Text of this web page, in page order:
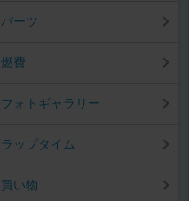
パーツ
燃費
フォトギャラリー
ラップタイム
買い物